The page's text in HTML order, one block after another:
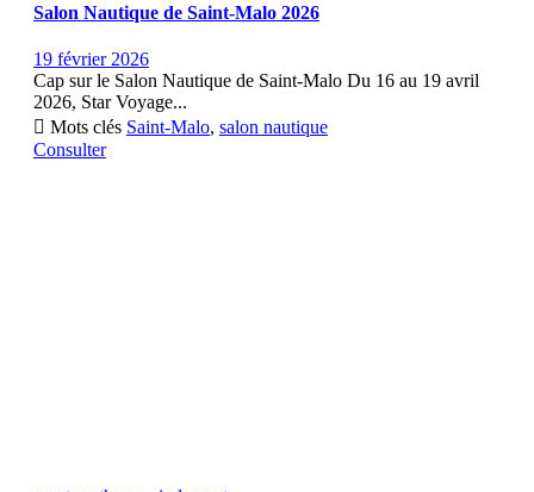
Salon Nautique de Saint-Malo 2026
19 février 2026
Cap sur le Salon Nautique de Saint-Malo Du 16 au 19 avril
2026, Star Voyage...
 Mots clés Saint-Malo, salon nautique
Consulter